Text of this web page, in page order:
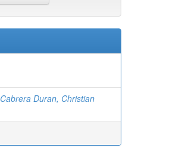
Cabrera Duran, Christian